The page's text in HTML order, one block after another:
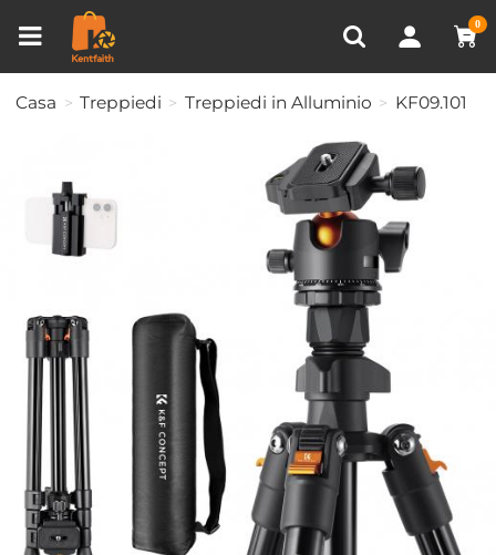
0
VISTI DI RECENTE
Casa Treppiedi Treppiedi in Alluminio KF09.101